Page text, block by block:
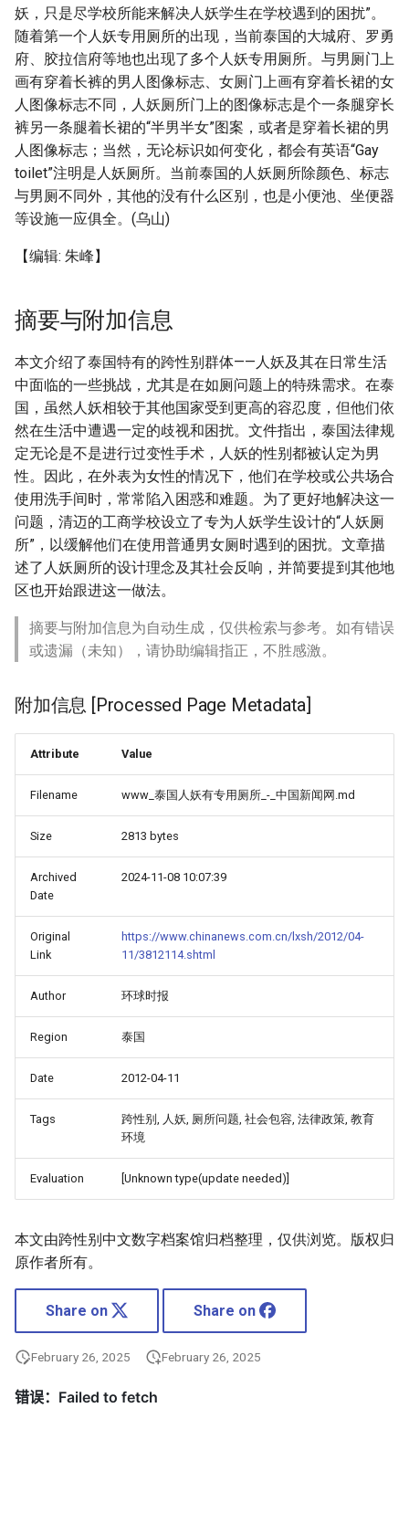
妖，只是尽学校所能来解决人妖学生在学校遇到的困扰”。
随着第一个人妖专用厕所的出现，当前泰国的大城府、罗勇
府、胶拉信府等地也出现了多个人妖专用厕所。与男厕门上
画有穿着长裤的男人图像标志、女厕门上画有穿着长裙的女
人图像标志不同，人妖厕所门上的图像标志是个一条腿穿长
裤另一条腿着长裙的“半男半女”图案，或者是穿着长裙的男
人图像标志；当然，无论标识如何变化，都会有英语“Gay
toilet”注明是人妖厕所。当前泰国的人妖厕所除颜色、标志
与男厕不同外，其他的没有什么区别，也是小便池、坐便器
等设施一应俱全。(乌山)
【编辑: 朱峰】
摘要与附加信息
本文介绍了泰国特有的跨性别群体——人妖及其在日常生活
中面临的一些挑战，尤其是在如厕问题上的特殊需求。在泰
国，虽然人妖相较于其他国家受到更高的容忍度，但他们依
然在生活中遭遇一定的歧视和困扰。文件指出，泰国法律规
定无论是不是进行过变性手术，人妖的性别都被认定为男
性。因此，在外表为女性的情况下，他们在学校或公共场合
使用洗手间时，常常陷入困惑和难题。为了更好地解决这一
问题，清迈的工商学校设立了专为人妖学生设计的“人妖厕
所”，以缓解他们在使用普通男女厕时遇到的困扰。文章描
述了人妖厕所的设计理念及其社会反响，并简要提到其他地
区也开始跟进这一做法。
摘要与附加信息为自动生成，仅供检索与参考。如有错误
或遗漏（未知），请协助编辑指正，不胜感激。
附加信息 [Processed Page Metadata]
Attribute Value
Filename www_泰国人妖有专用厕所_-_中国新闻网.md
Size 2813 bytes
Archived
Date
2024-11-08 10:07:39
Original
Link
https://www.chinanews.com.cn/lxsh/2012/04-
11/3812114.shtml
Author 环球时报
Region 泰国
Date 2012-04-11
Tags
跨性别, 人妖, 厕所问题, 社会包容, 法律政策, 教育
环境
Evaluation [Unknown type(update needed)]
本文由跨性别中文数字档案馆归档整理，仅供浏览。版权归
原作者所有。
Share on Share on
February 26, 2025 February 26, 2025